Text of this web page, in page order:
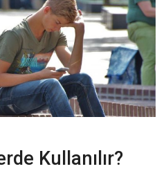
Kullanılır?